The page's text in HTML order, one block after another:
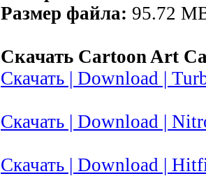
Размер файла: 95.72
Скачать Cartoon Art
Скачать | Download |
Скачать | Download |
Скачать | Download |